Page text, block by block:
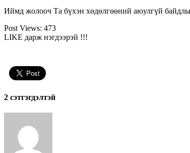
Иймд жолооч Та бүхэн хөдөлгөөний аюулгүй
Post Views: 473
LIKE дарж нэгдээрэй !!!
2 cэтгэгдэлтэй